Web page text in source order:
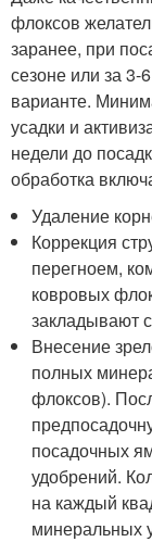
флоксов
заранее, при
сезоне или за
варианте.
усадки и
недели до
обработка
Удаление
Коррекция
перегноем,
ковровых
закладывают
Внесение
полных
флоксов).
посадочных
удобрений.
на каждый
минеральных